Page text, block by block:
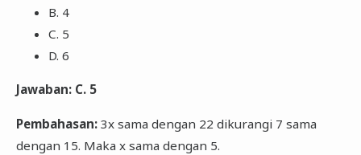
B. 4
C. 5
D. 6
Jawaban: C. 5
Pembahasan:3x sama dengan 22 dikurangi 7 sama
dengan 15. Maka x sama dengan 5.